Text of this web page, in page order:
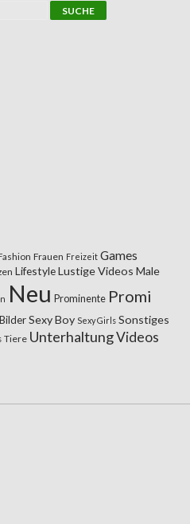
Frauen Freizeit Games
LifestyleLustige Videos Male
Neu Prominente Promi
Sexy Boy Sexy Girls Sonstiges
Tiere UnterhaltungVideos